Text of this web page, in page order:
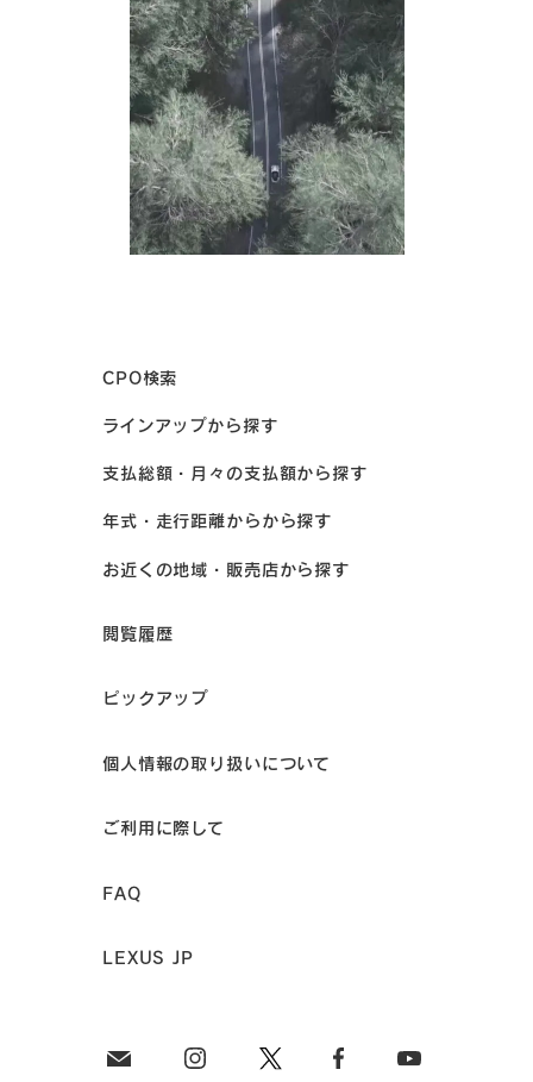
CPO検索
ラインアップから探す
支払総額・月々の支払額から探す
年式・走行距離からから探す
お近くの地域・販売店から探す
閲覧履歴
ピックアップ
個人情報の取り扱いについて
ご利用に際して
FAQ
LEXUS JP